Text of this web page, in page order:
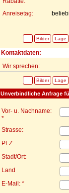
Anreisetag:
Bilder Lage
Kontaktdaten:
Wir sprechen:
Bilder Lage
Unverbindliche Anfrage
Vor- u. Nachname:
*
Strasse:
PLZ:
Stadt/Ort:
Land
E-Mail: *